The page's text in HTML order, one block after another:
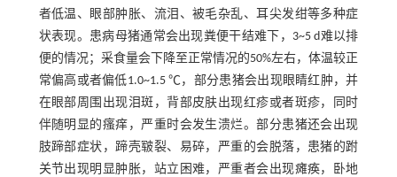
者低温、眼部肿胀、流泪、被毛杂乱、耳尖发绀等多种症
状表现。患病母猪通常会出现粪便干结难下，3~5 d难以排
便的情况；采食量会下降至正常情况的50%左右，体温较正
常偏高或者偏低1.0~1.5 ℃，部分患猪会出现眼睛红肿，并
在眼部周围出现泪斑，背部皮肤出现红疹或者斑疹，同时
伴随明显的瘙痒，严重时会发生溃烂。部分患猪还会出现
肢蹄部症状，蹄壳皲裂、易碎，严重的会脱落，患猪的跗
关节出现明显肿胀，站立困难，严重者会出现瘫痪，卧地